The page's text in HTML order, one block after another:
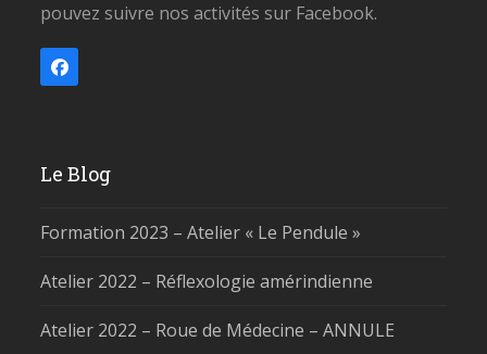
pouvez suivre nos activités sur Facebook.
Facebook
Le Blog
Formation 2023 – Atelier « Le Pendule »
Atelier 2022 – Réflexologie amérindienne
Atelier 2022 – Roue de Médecine – ANNULE